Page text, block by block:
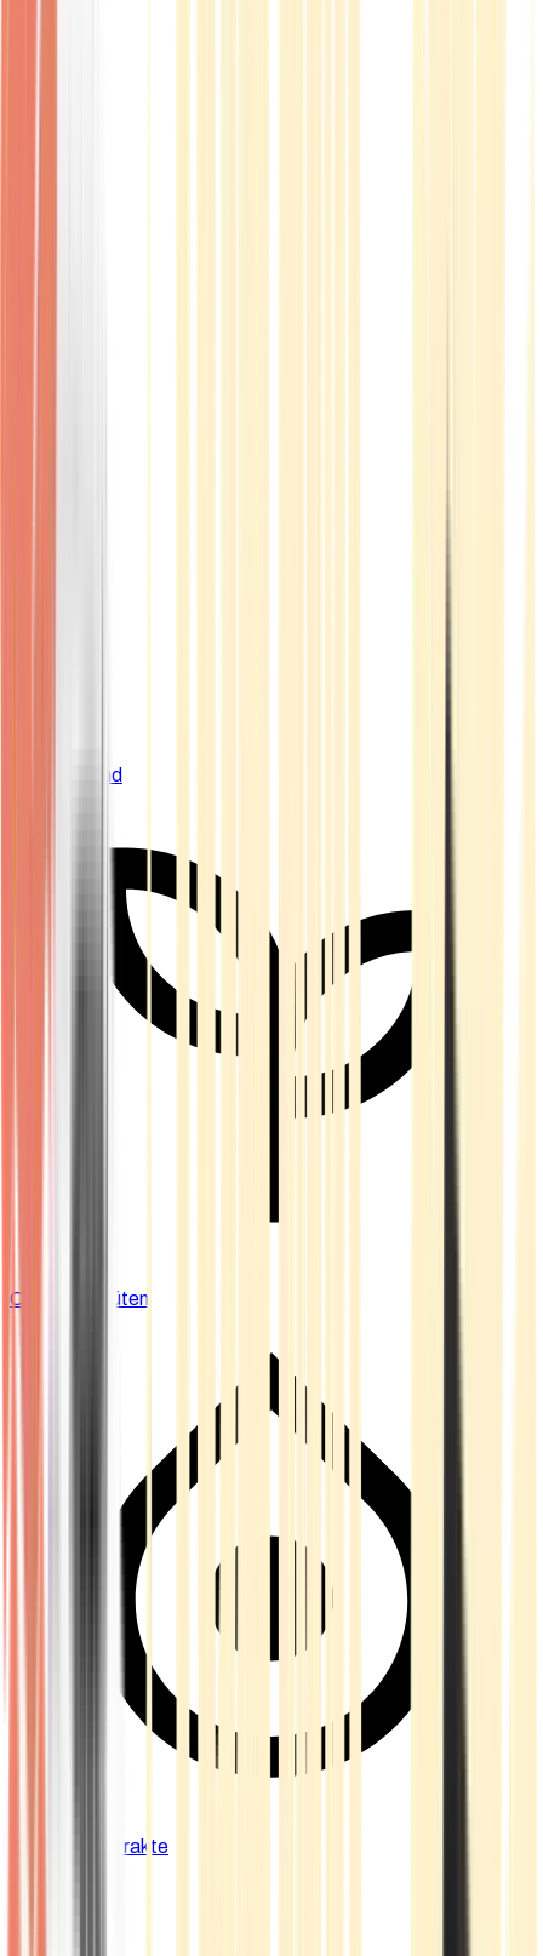
Live Bestand
Cannabis Blüten
Cannabis Extrakte